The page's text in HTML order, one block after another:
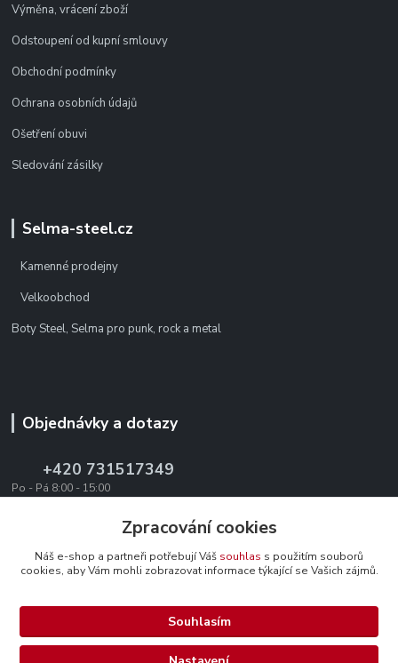
Výměna, vrácení zboží
Odstoupení od kupní smlouvy
Obchodní podmínky
Ochrana osobních údajů
Ošetření obuvi
Sledování zásilky
Selma-steel.cz
Kamenné prodejny
Velkoobchod
Boty Steel, Selma pro punk, rock a metal
Objednávky a dotazy
+420 731517349
Po - Pá 8:00 - 15:00
office@texevo.cz
Upravit sběr cookies.
Zpracování cookies
Náš e-shop a partneři potřebují Váš souhlas s použitím souborů
cookies, aby Vám mohli zobrazovat informace týkající se Vašich zájmů.
Souhlasím